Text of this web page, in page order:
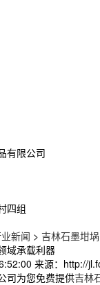
有限公司
四组
新闻 > 吉林石墨坩
域承载利器
来源： http://
司为您免费提供吉林